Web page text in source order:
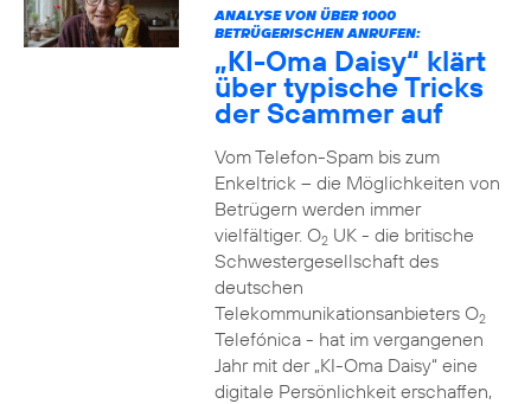
ANALYSE VON ÜBER 1000
BETRÜGERISCHEN ANRUFEN:
„KI-Oma Daisy“ klärt
über typische Tricks
der Scammer auf
Vom Telefon-Spam bis zum
Enkeltrick – die Möglichkeiten von
Betrügern werden immer
vielfältiger. O2UK - die britische
Schwestergesellschaft des
deutschen
Telekommunikationsanbieters O2
Telefónica - hat im vergangenen
Jahr mit der „KI-Oma Daisy“ eine
digitale Persönlichkeit erschaffen,